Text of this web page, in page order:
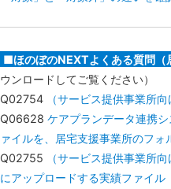
■ほのぼのNEXTよくある質問（
ウンロードしてご覧ください）
Q02754
（サービス提供事業所
Q06628 ケアプランデータ連携
ァイルを、居宅支援事業所のフ
Q02755
（サービス提供事業所
にアップロードする実績ファイ